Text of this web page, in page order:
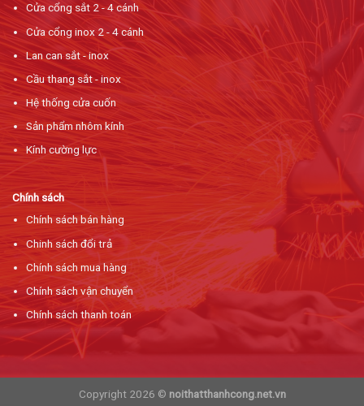
Cửa cổng sắt 2 - 4 cánh
Cửa cổng inox 2 - 4 cánh
Lan can sắt - inox
Cầu thang sắt - inox
Hệ thống cửa cuốn
Sản phẩm nhôm kính
Kính cường lực
Chính sách
Chính sách bán hàng
Chinh sách đổi trả
Chính sách mua hàng
Chính sách vận chuyển
Chính sách thanh toán
Copyright 2026 © noithatthanhcong.net.vn